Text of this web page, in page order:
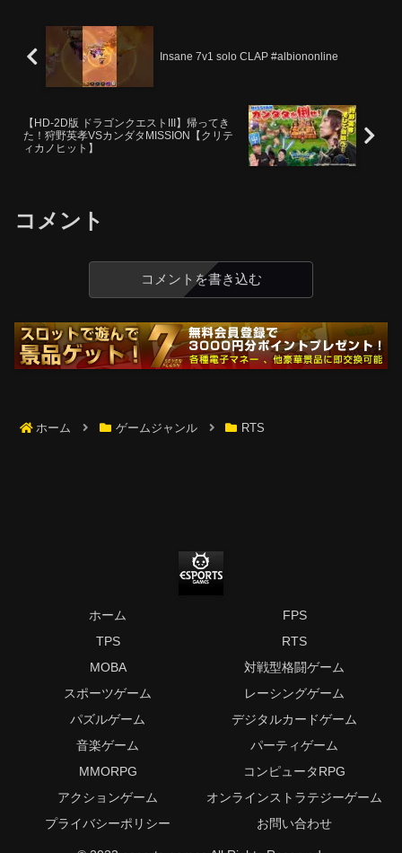
Insane 7v1 solo CLAP #albiononline
【HD-2D版 ドラゴンクエストIII】帰ってき
た！狩野英孝VSカンダタMISSION【クリテ
ィカノヒット】
コメント
コメントを書き込む
ホーム ゲームジャンル RTS
ホーム
FPS
TPS
RTS
MOBA
対戦型格闘ゲーム
スポーツゲーム
レーシングゲーム
パズルゲーム
デジタルカードゲーム
音楽ゲーム
パーティゲーム
MMORPG
コンピュータRPG
アクションゲーム
オンラインストラテジーゲーム
プライバシーポリシー
お問い合わせ